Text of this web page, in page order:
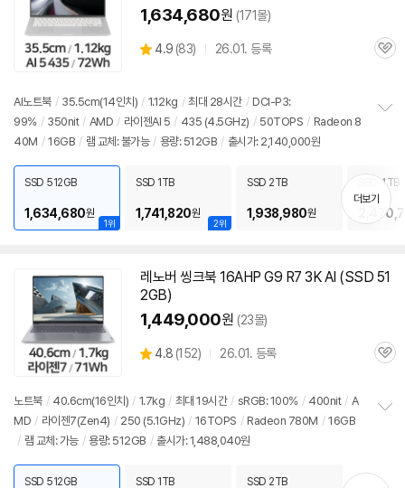
1,634,680원 (171몰)
별
4.9 (상
뷰
83) 26.01. 등록
관
AI노트북 / 35.5cm(14인치) / 1.12kg / 최대 28시간 / DCI-P3:
99% / 350nit / AMD / 라이젠AI 5 / 435 (4.5GHz) / 50TOPS / Radeon 8
40M / 16GB / 램 교체: 불가능 / 용량: 512GB / 출시가: 2,140,000원
치
기
1위
SSD 512GB
1,634,680원
2위
SSD 1TB
1,741,820원
SSD 2TB
1,938,980원
SSD 4TB
더보기
레노버 씽크북 16AHP G9 R7 3K AI (SSD 51
2GB)
1,449,000원 (23몰)
별
4.8 (상
리
152) 26.01. 등록
관
노트북 / 40.6cm(16인치) / 1.7kg / 최대 19시간 / sRGB: 100% / 400nit / A
MD / 라이젠7(Zen4) / 250 (5.1GHz) / 16TOPS / Radeon 780M / 16GB
/ 램 교체: 가능 / 용량: 512GB / 출시가: 1,488,040원
SSD 512GB SSD 1TB SSD 2TB